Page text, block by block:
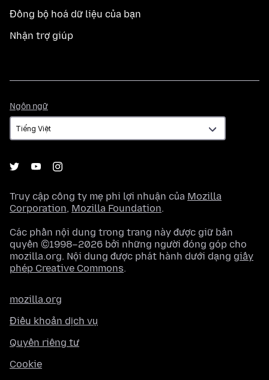
Đồng bộ hoá dữ liệu của bạn
Nhận trợ giúp
Ngôn ngữ
ngữ
Truy cập công ty mẹ phi lợi nhuận của Mozilla
Corporation, Mozilla Foundation.
Các phần nội dung trong trang này được giữ bản
quyền ©1998–2026 bởi những người đóng góp cho
mozilla.org. Nội dung được phát hành dưới dạng giấy
phép Creative Commons.
mozilla.org
Điều khoản dịch vụ
Quyền riêng tư
Cookie